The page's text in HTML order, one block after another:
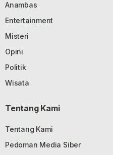
Anambas
Entertainment
Misteri
Opini
Politik
Wisata
Tentang Kami
Tentang Kami
Pedoman Media Siber